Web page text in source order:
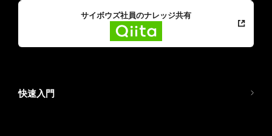
サイボウズ社員のナレッジ共有
快速入門